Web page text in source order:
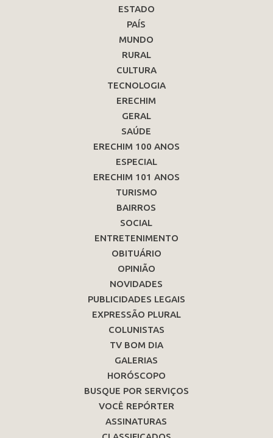
ESTADO
PAÍS
MUNDO
RURAL
CULTURA
TECNOLOGIA
ERECHIM
GERAL
SAÚDE
ERECHIM 100 ANOS
ESPECIAL
ERECHIM 101 ANOS
TURISMO
BAIRROS
SOCIAL
ENTRETENIMENTO
OBITUÁRIO
OPINIÃO
NOVIDADES
PUBLICIDADES LEGAIS
EXPRESSÃO PLURAL
COLUNISTAS
TV BOM DIA
GALERIAS
HORÓSCOPO
BUSQUE POR SERVIÇOS
VOCÊ REPÓRTER
ASSINATURAS